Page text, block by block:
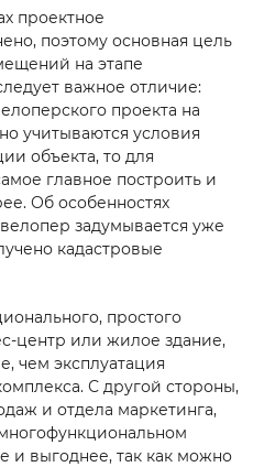
проектное
поэтому основная цель
на этапе
важное отличие:
проекта на
учитываются условия
объекта, то для
главное построить и
Об особенностях
задумывается уже
кадастровые
простого
центр или жилое здание,
чем эксплуатация
С другой стороны,
и отдела маркетинга,
и выгоднее, так как можно